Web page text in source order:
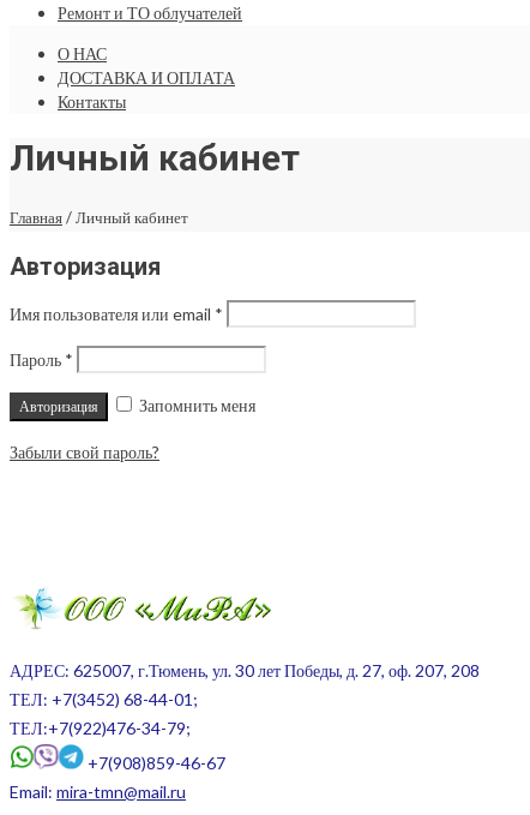
Ремонт и ТО облучателей
О НАС
ДОСТАВКА И ОПЛАТА
Контакты
Личный кабинет
Главная/Личный кабинет
Авторизация
Имя пользователя или email *
Пароль *
Запомнить меня
Забыли свой пароль?
АДРЕС: 625007, г.Тюмень, ул. 30 лет Победы, д. 27, оф. 207, 208
ТЕЛ: +7(3452) 68-44-01;
ТЕЛ:+7(922)476-34-79;
+7(908)859-46-67
Email: mira-tmn@mail.ru